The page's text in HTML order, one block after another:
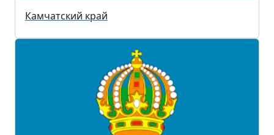
Камчатский край